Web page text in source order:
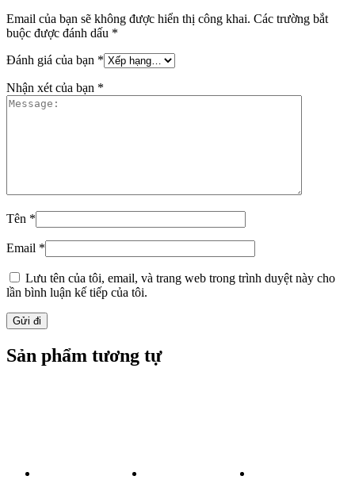
Email của bạn sẽ không được hiển thị công khai. Các trường bắt
buộc được đánh dấu *
Đánh giá của bạn *
Nhận xét của bạn *
Tên *
Email *
Lưu tên của tôi, email, và trang web trong trình duyệt này cho
lần bình luận kế tiếp của tôi.
Sản phẩm tương tự